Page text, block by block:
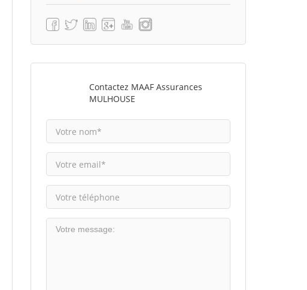
Contactez MAAF Assurances
MULHOUSE